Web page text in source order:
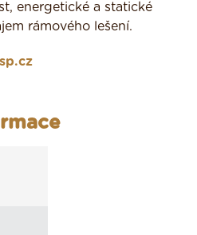
energetické a statické
rámového lešení.